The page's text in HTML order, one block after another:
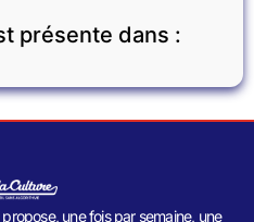
présente dans :
une fois par semaine, une